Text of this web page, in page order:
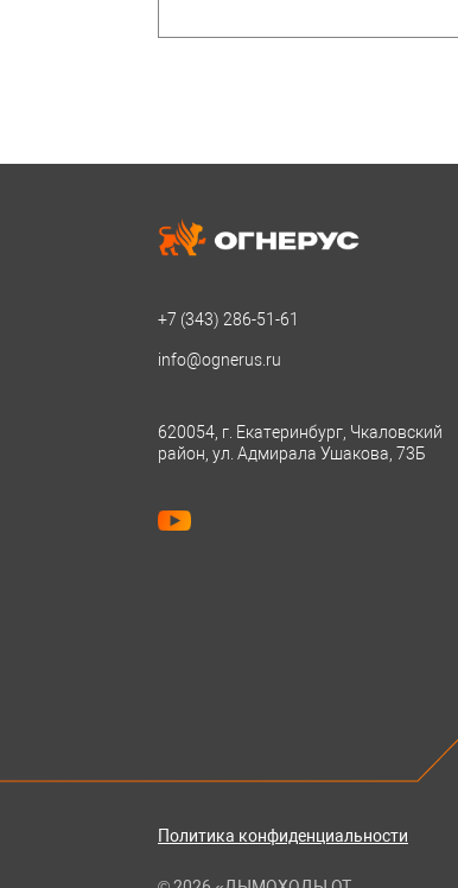
+7 (343) 286-51-61
info@ognerus.ru
620054, г. Екатеринбург, Чкаловский
район, ул. Адмирала Ушакова, 73Б
Политика конфиденциальности